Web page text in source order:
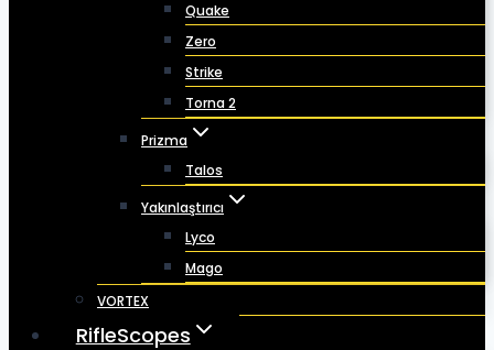
Quake
Zero
Strike
Torna 2
Prizma
Talos
Yakınlaştırıcı
Lyco
Mago
VORTEX
RifleScopes